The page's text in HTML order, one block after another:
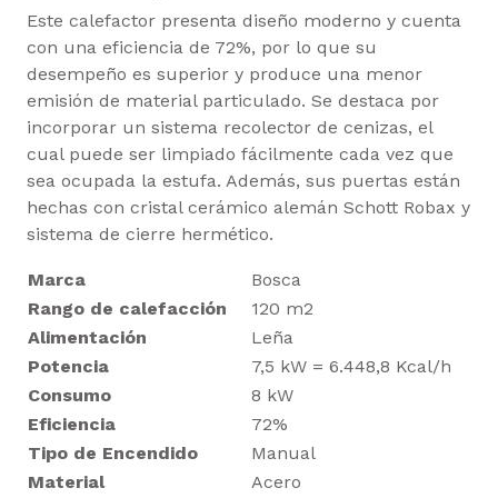
Este calefactor presenta diseño moderno y cuenta
con una eficiencia de 72%, por lo que su
desempeño es superior y produce una menor
emisión de material particulado. Se destaca por
incorporar un sistema recolector de cenizas, el
cual puede ser limpiado fácilmente cada vez que
sea ocupada la estufa. Además, sus puertas están
hechas con cristal cerámico alemán Schott Robax y
sistema de cierre hermético.
Marca
Bosca
Rango de calefacción
120 m2
Alimentación
Leña
Potencia
7,5 kW = 6.448,8 Kcal/h
Consumo
8 kW
Eficiencia
72%
Tipo de Encendido
Manual
Material
Acero